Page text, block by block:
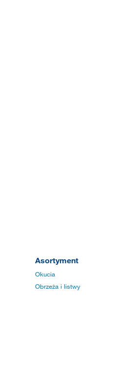
Asortyment
Okucia
Obrzeża i listwy